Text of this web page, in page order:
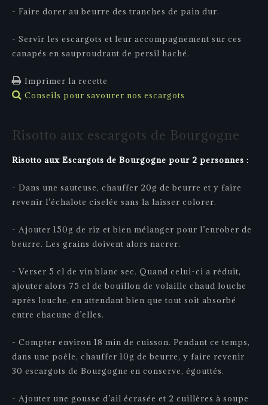
- Faire dorer au beurre des tranches de pain dur.
- Servir les escargots et leur accompagnement sur ces
canapés en sauproudrant de persil haché.
Imprimer la recette
Conseils pour savourer nos escargots
Risotto aux escargots de Bourgogne
Risotto aux Escargots de Bourgogne pour 2 personnes :
- Dans une sauteuse, chauffer 20g de beurre et y faire
revenir l’échalote ciselée sans la laisser colorer.
- Ajouter 150g de riz et bien mélanger pour l’enrober de
beurre. Les grains doivent alors nacrer.
- Verser 5 cl de vin blanc sec. Quand celui-ci a réduit,
ajouter alors 75 cl de bouillon de volaille chaud louche
après louche, en attendant bien que tout soit absorbé
entre chacune d’elles.
- Compter environ 18 min de cuisson. Pendant ce temps,
dans une poêle, chauffer 10g de beurre, y faire revenir
30 escargots de Bourgogne en conserve, égouttés.
- Ajouter une gousse d’ail écrasée et 2 cuillères à soupe